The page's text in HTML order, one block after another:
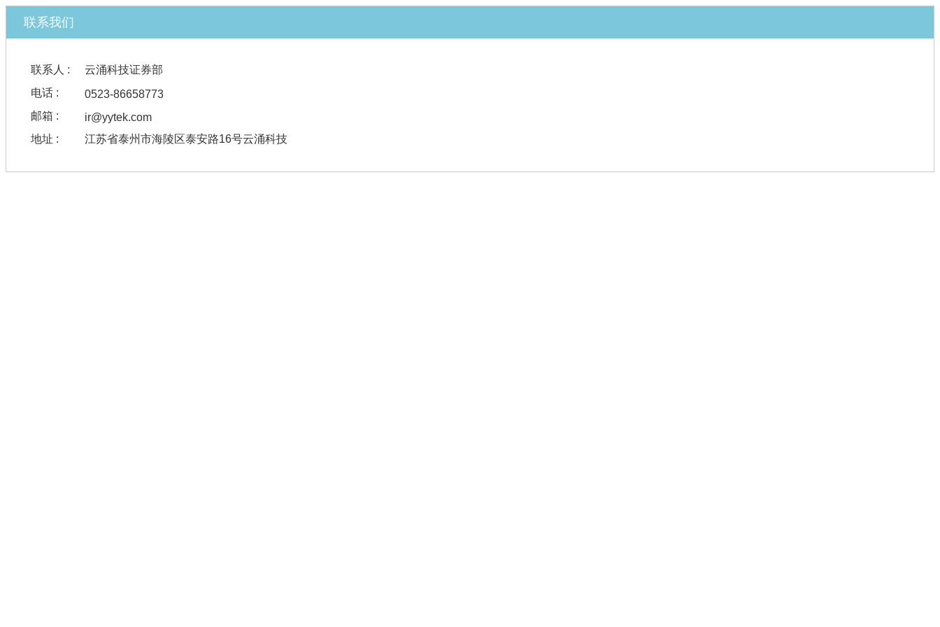
联系我们
联系人 :
云涌科技证券部
电话 :
0523-86658773
邮箱 :
ir@yytek.com
地址 :
江苏省泰州市海陵区泰安路16号云涌科技